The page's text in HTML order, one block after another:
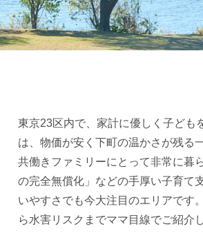
東京23区内で、家計に優しく子ども
は、物価が安く下町の温かさが残る
共働きファミリーにとって非常に暮
の完全無償化」などの手厚い子育て
いやすさでも今大注目のエリアです
ら水害リスクまでママ目線でご紹介